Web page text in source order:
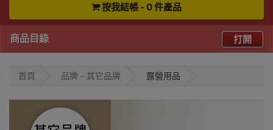
按我結帳 - 0 件產品
商品目錄 打開
首頁 品牌 - 其它品牌 露營用品